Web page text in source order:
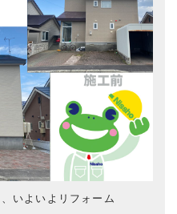
いよいよリフォーム